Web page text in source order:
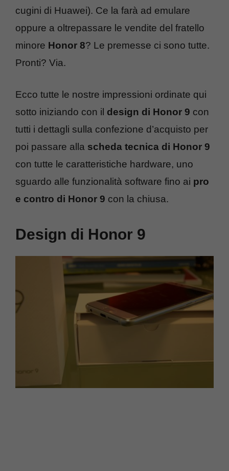
cugini di Huawei). Ce la farà ad emulare
oppure a oltrepassare le vendite del fratello
minore Honor 8? Le premesse ci sono tutte.
Pronti? Via.
Ecco tutte le nostre impressioni ordinate qui
sotto iniziando con il design di Honor 9 con
tutti i dettagli sulla confezione d’acquisto per
poi passare alla scheda tecnica di Honor 9
con tutte le caratteristiche hardware, uno
sguardo alle funzionalità software fino ai pro
e contro di Honor 9 con la chiusa.
Design di Honor 9